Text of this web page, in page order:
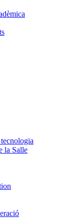
la Salle